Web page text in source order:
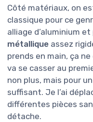
Côté matériaux, on
classique pour ce
alliage d’aluminium
métallique assez
prends en main, ça
va se casser au
non plus, mais pour
suffisant. Je l’ai
différentes pièces
détache.